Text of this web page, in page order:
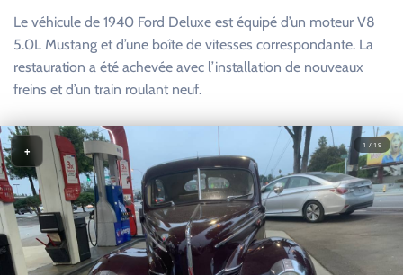
Le véhicule de 1940 Ford Deluxe est équipé d’un moteur V8
5.0L Mustang et d’une boîte de vitesses correspondante. La
restauration a été achevée avec l’installation de nouveaux
freins et d’un train roulant neuf.
1 / 19
+